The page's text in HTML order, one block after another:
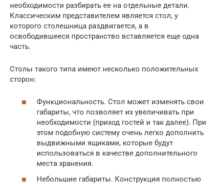
необходимости разбирать ее на отдельные детали.
Классическим представителем является стол, у
которого столешница раздвигается, а в
освободившееся пространство вставляется еще одна
часть.
Столы такого типа имеют несколько положительных
сторон:
Функциональность. Стол может изменять свои
габариты, что позволяет их увеличивать при
необходимости (приход гостей и так далее). При
этом подобную систему очень легко дополнить
выдвижными ящиками, которые будут
использоваться в качестве дополнительного
места хранения.
Небольшие габариты. Конструкция полностью